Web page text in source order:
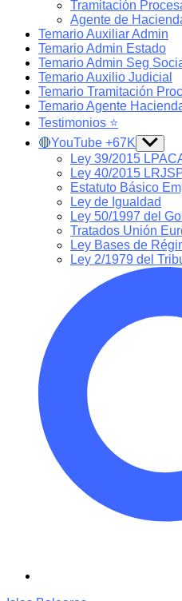
Tramitación
Agente de
Temario Auxiliar Admin
Temario Admin Estado
Temario Admin Seg
Temario Auxilio Judicial
Temario Tramitación
Temario Agente
Testimonios ⭐️
🔴YouTube +67K Show
sub
menu
Ley 39/2015
Ley 40/2015
Estatuto Básico
Ley de Igualdad
Ley 50/1997 del
Tratados Unión
Ley Bases de
Ley 2/1979 del